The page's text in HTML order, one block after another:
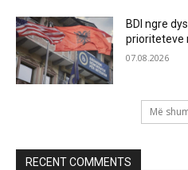
BDI ngre
prioriteteve
07.08.2026
Më
RECENT COMMENTS